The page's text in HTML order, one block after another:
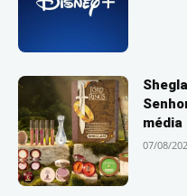
média
07/08/